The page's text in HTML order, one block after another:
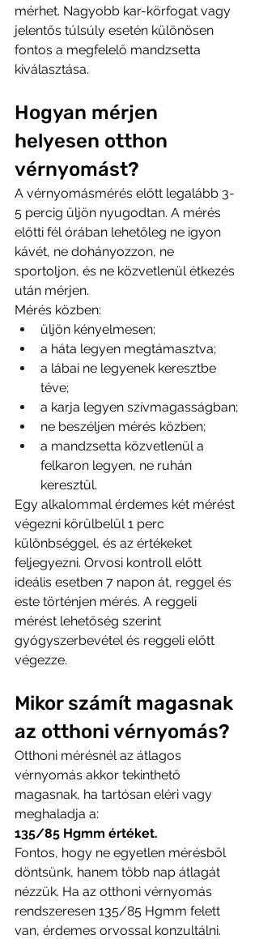
mérhet. Nagyobb kar-körfogat vagy
jelentős túlsúly esetén különösen
fontos a megfelelő mandzsetta
kiválasztása.
Hogyan mérjen
helyesen otthon
vérnyomást?
A vérnyomásmérés előtt legalább 3-
5 percig üljön nyugodtan. A mérés
előtti fél órában lehetőleg ne igyon
kávét, ne dohányozzon, ne
sportoljon, és ne közvetlenül étkezés
után mérjen.
Mérés közben:
üljön kényelmesen;
a háta legyen megtámasztva;
a lábai ne legyenek keresztbe
téve;
a karja legyen szívmagasságban;
ne beszéljen mérés közben;
a mandzsetta közvetlenül a
felkaron legyen, ne ruhán
keresztül.
Egy alkalommal érdemes két mérést
végezni körülbelül 1 perc
különbséggel, és az értékeket
feljegyezni. Orvosi kontroll előtt
ideális esetben 7 napon át, reggel és
este történjen mérés. A reggeli
mérést lehetőség szerint
gyógyszerbevétel és reggeli előtt
végezze.
Mikor számít magasnak
az otthoni vérnyomás?
Otthoni mérésnél az átlagos
vérnyomás akkor tekinthető
magasnak, ha tartósan eléri vagy
meghaladja a:
135/85 Hgmm értéket.
Fontos, hogy ne egyetlen mérésből
döntsünk, hanem több nap átlagát
nézzük. Ha az otthoni vérnyomás
rendszeresen 135/85 Hgmm felett
van, érdemes orvossal konzultálni.